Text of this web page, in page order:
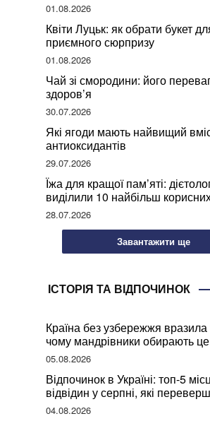
01.08.2026
Квіти Луцьк: як обрати букет
приємного сюрпризу
01.08.2026
Чай зі смородини: його
здоров’я
30.07.2026
Які ягоди мають найвищий
антиоксидантів
29.07.2026
Їжа для кращої пам’яті:
виділили 10 найбільш
продуктів
28.07.2026
Завантажити ще
ІСТОРІЯ ТА ВІДПОЧИНОК
Країна без узбережжя вразила
чому мандрівники обирають
відпочинок
05.08.2026
Відпочинок в Україні: топ-5
відвідин у серпні, які
закордонні враження
04.08.2026